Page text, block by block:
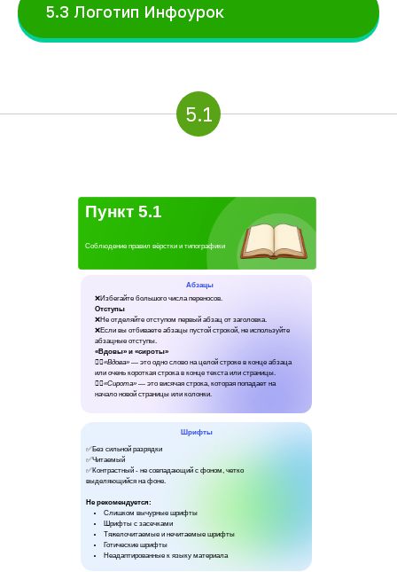
5.3 Логотип Инфоурок
5.1
✅Без сильной разрядки
✅Читаемый
✅Контрастный - не совпадающий с фоном, четко
выделяющийся на фоне.
Не рекомендуется:
Слишком вычурные шрифты
Шрифты с засечками
Тяжелочитаемые и нечитаемые шрифты
Готические шрифты
Неадаптированные к языку материала
❌Избегайте большого числа переносов.
Отступы
❌Не отделяйте отступом первый абзац от заголовка.
❌Если вы отбиваете абзацы пустой строкой, не используйте
абзацные отступы.
«Вдовы» и «сироты»
👉🏻«Вдова» — это одно слово на целой строке в конце абзаца
или очень короткая строка в конце текста или страницы.
👉🏻«Сирота» — это висячая строка, которая попадает на
начало новой страницы или колонки.
Абзацы
Пункт 5.1
Соблюдение правил вёрстки и типографики
Шрифты